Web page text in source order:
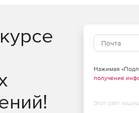
26 в нашем интернет-магазине по
Нажимая
получение
Этот сайт